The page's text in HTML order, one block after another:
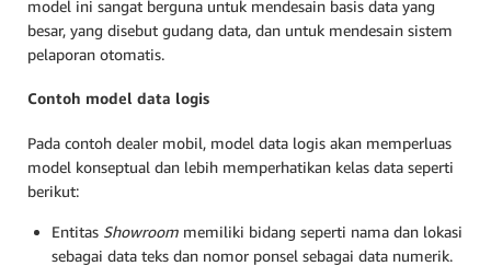
model ini sangat berguna untuk mendesain basis data yang
besar, yang disebut gudang data, dan untuk mendesain sistem
pelaporan otomatis.
Contoh model data logis
Pada contoh dealer mobil, model data logis akan memperluas
model konseptual dan lebih memperhatikan kelas data seperti
berikut:
Entitas Showroom memiliki bidang seperti nama dan lokasi
sebagai data teks dan nomor ponsel sebagai data numerik.